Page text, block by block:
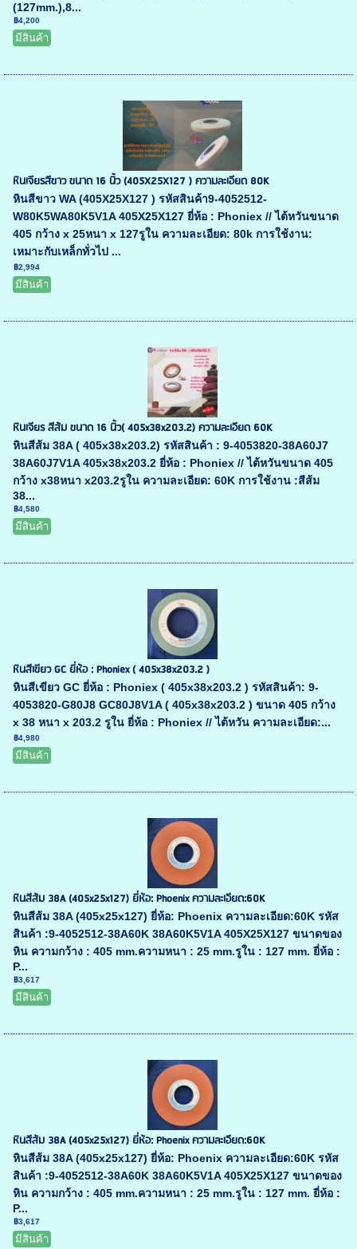
(127mm.),8...
฿4,200
มีสินค้า
หินเจียรสีขาว ขนาด 16 นิ้ว (405X25X127 ) ความละเอียด 80K
หินสีขาว WA (405X25X127 ) รหัสสินค้า9-4052512-
W80K5WA80K5V1A 405X25X127 ยี่ห้อ : Phoniex // ไต้หวันขนาด
405 กว้าง x 25หนา x 127รูใน ความละเอียด: 80k การใช้งาน:
เหมาะกับเหล็กทั่วไป ...
฿2,994
มีสินค้า
หินเจียร สีส้ม ขนาด 16 นิ้ว( 405x38x203.2) ความละเอียด 60K
หินสีส้ม 38A ( 405x38x203.2) รหัสสินค้า : 9-4053820-38A60J7
38A60J7V1A 405x38x203.2 ยี่ห้อ : Phoniex // ไต้หวันขนาด 405
กว้าง x38หนา x203.2รูใน ความละเอียด: 60K การใช้งาน :สีส้ม
38...
฿4,580
มีสินค้า
หินสีเขียว GC ยี่ห้อ : Phoniex ( 405x38x203.2 )
หินสีเขียว GC ยี่ห้อ : Phoniex ( 405x38x203.2 ) รหัสสินค้า: 9-
4053820-G80J8 GC80J8V1A ( 405x38x203.2 ) ขนาด 405 กว้าง
x 38 หนา x 203.2 รูใน ยี่ห้อ : Phoniex // ไต้หวัน ความละเอียด:...
฿4,980
มีสินค้า
หินสีส้ม 38A (405x25x127) ยี่ห้อ: Phoenix ความละเอียด:60K
หินสีส้ม 38A (405x25x127) ยี่ห้อ: Phoenix ความละเอียด:60K รหัส
สินค้า :9-4052512-38A60K 38A60K5V1A 405X25X127 ขนาดของ
หิน ความกว้าง : 405 mm.ความหนา : 25 mm.รูใน : 127 mm. ยี่ห้อ :
P...
฿3,617
มีสินค้า
หินสีส้ม 38A (405x25x127) ยี่ห้อ: Phoenix ความละเอียด:60K
หินสีส้ม 38A (405x25x127) ยี่ห้อ: Phoenix ความละเอียด:60K รหัส
สินค้า :9-4052512-38A60K 38A60K5V1A 405X25X127 ขนาดของ
หิน ความกว้าง : 405 mm.ความหนา : 25 mm.รูใน : 127 mm. ยี่ห้อ :
P...
฿3,617
มีสินค้า